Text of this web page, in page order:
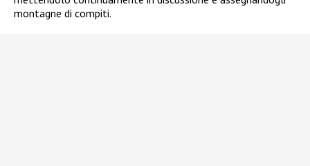
montagne di compiti.